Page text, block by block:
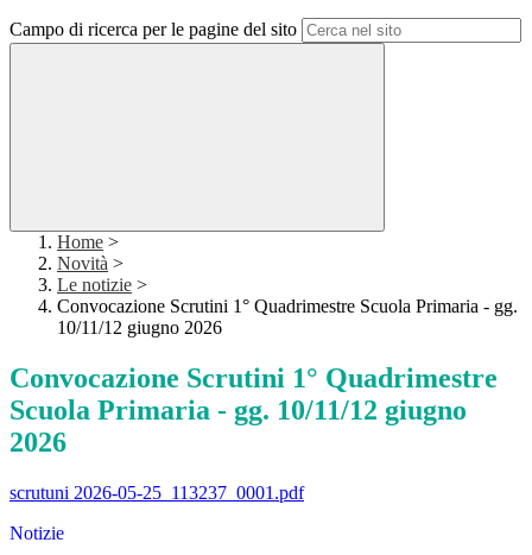
Campo di ricerca per le pagine del sito
Home >
Novità >
Le notizie >
Convocazione Scrutini 1° Quadrimestre Scuola Primaria - gg.
10/11/12 giugno 2026
Convocazione Scrutini 1° Quadrimestre
Scuola Primaria - gg. 10/11/12 giugno
2026
scrutuni 2026-05-25_113237_0001.pdf
Notizie